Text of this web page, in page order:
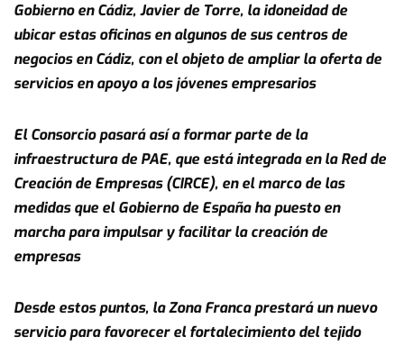
Gobierno en Cádiz, Javier de Torre, la idoneidad de
ubicar estas oficinas en algunos de sus centros de
negocios en Cádiz, con el objeto de ampliar la oferta de
servicios en apoyo a los jóvenes empresarios
El Consorcio pasará así a formar parte de la
infraestructura de PAE, que está integrada en la Red de
Creación de Empresas (CIRCE), en el marco de las
medidas que el Gobierno de España ha puesto en
marcha para impulsar y facilitar la creación de
empresas
Desde estos puntos, la Zona Franca prestará un nuevo
servicio para favorecer el fortalecimiento del tejido